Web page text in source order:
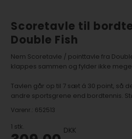
Scoretavle til
Double Fish
Nem Scoretavle / pointtavle fra
klappes sammen og fylder ikke
Tavlen går op til 7 sæt á 30 point, så
andre sportsgrene end bordtennis.
Varenr.: 652513
1 stk. DKK